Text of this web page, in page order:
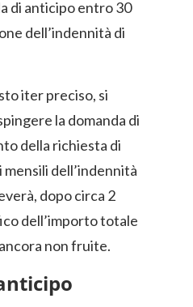
di anticipo entro 30
dell’indennità di
iter preciso, si
la domanda di
della richiesta di
dell’indennità
dopo circa 2
dell’importo totale
non fruite.